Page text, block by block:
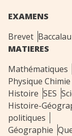
EXAMENS
Brevet
MATIERES
Mathématiques
Physique Chimie
Histoire SES
Histoire-
politiques
Géographie